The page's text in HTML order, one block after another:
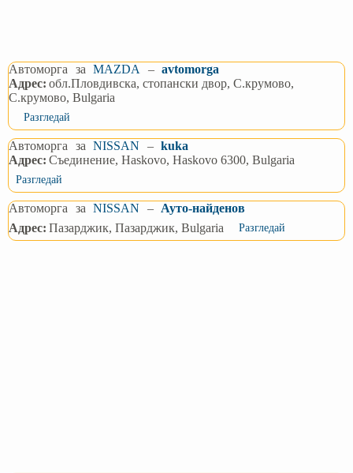
Автоморга за MAZDA – avtomorga
Адрес: обл.Пловдивска, стопански двор, С.крумово,
С.крумово, Bulgaria
Разгледай
Автоморга за NISSAN – kuka
Адрес: Съединение, Haskovo, Haskovo 6300, Bulgaria
Разгледай
Автоморга за NISSAN –
Ауто-найденов
Адрес: Пазарджик, Пазарджик, Bulgaria Разгледай